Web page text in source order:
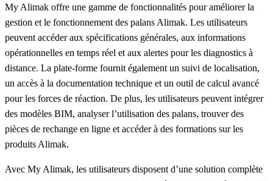
My Alimak offre une gamme de fonctionnalités pour améliorer la
gestion et le fonctionnement des palans Alimak. Les utilisateurs
peuvent accéder aux spécifications générales, aux informations
opérationnelles en temps réel et aux alertes pour les diagnostics à
distance. La plate-forme fournit également un suivi de localisation,
un accès à la documentation technique et un outil de calcul avancé
pour les forces de réaction. De plus, les utilisateurs peuvent intégrer
des modèles BIM, analyser l’utilisation des palans, trouver des
pièces de rechange en ligne et accéder à des formations sur les
produits Alimak.
Avec My Alimak, les utilisateurs disposent d’une solution complète